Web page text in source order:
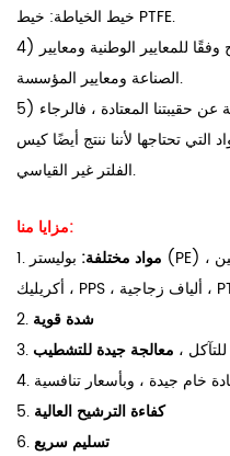
خيط الخياطة: خيط PTFE.
4) للمعايير الوطنية ومعايير
الصناعة ومعايير المؤسسة.
5) عن حقيبتنا المعتادة ، فالرجاء
التي تحتاجها لأننا ننتج أيضًا كيس
الفلتر غير القياسي.
مزايا منا:
1.
مواد مختلفة: بوليستر (PE) ، بولي بروبيلين (PP) ، أراميد ، P84 ،
2. شدة قوية
، معالجة جيدة للتشطيب
مادة خام جيدة ، وبأسعار تنافسية
5. كفاءة الترشيح العالية
6.تسليم سريع